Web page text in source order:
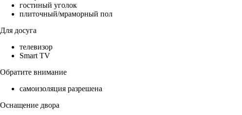
гостиный уголок
плиточный/мраморный пол
Для досуга
телевизор
Smart TV
Обратите внимание
самоизоляция разрешена
Оснащение двора